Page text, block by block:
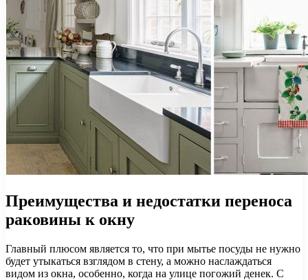
Преимущества и недостатки переноса
раковины к окну
Главный плюсом является то, что при мытье посуды не нужно
будет утыкаться взглядом в стену, а можно наслаждаться
видом из окна, особенно, когда на улице погожий денек. С